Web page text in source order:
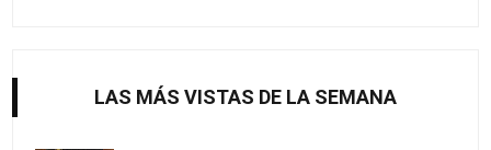
LAS MÁS VISTAS DE LA SEMANA